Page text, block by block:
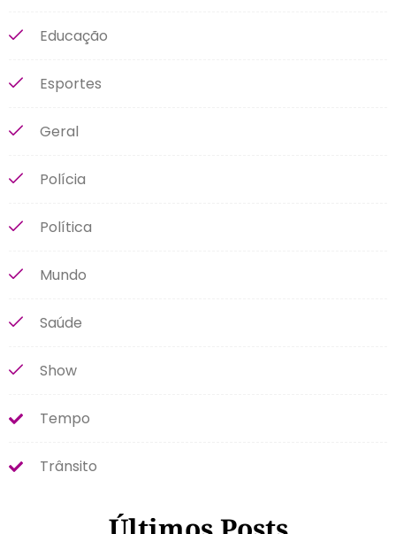
Educação
Esportes
Geral
Polícia
Política
Mundo
Saúde
Show
Tempo
Trânsito